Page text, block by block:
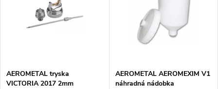
AEROMETAL tryska
VICTORIA 2017 2mm
AEROMETAL AEROMEXIM V1
náhradná nádobka